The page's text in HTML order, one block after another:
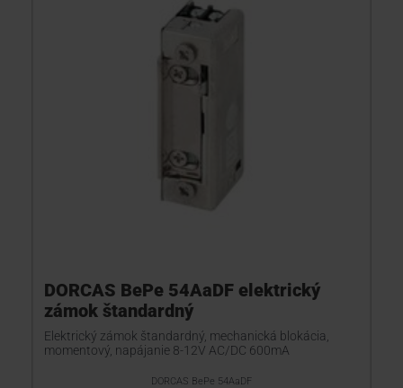
DORCAS BePe 54AaDF elektrický
zámok štandardný
Elektrický zámok štandardný, mechanická blokácia,
momentový, napájanie 8-12V AC/DC 600mA
DORCAS BePe 54AaDF